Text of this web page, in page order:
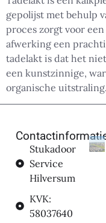
gepolijst met behulp
proces zorgt voor
afwerking een
tadelakt is dat het
een kunstzinnige,
organische
Stukadoor
Service
Hilversum
KVK:
58037640